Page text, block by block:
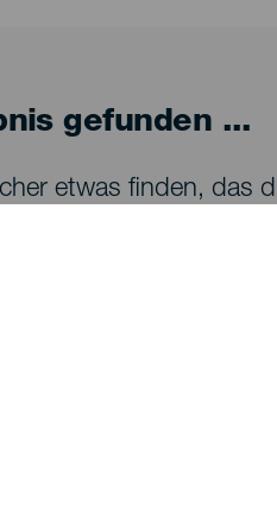
gefunden ...
etwas finden, das